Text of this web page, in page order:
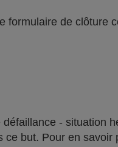
formulaire de clôture
- situation
ce but. Pour en savoir